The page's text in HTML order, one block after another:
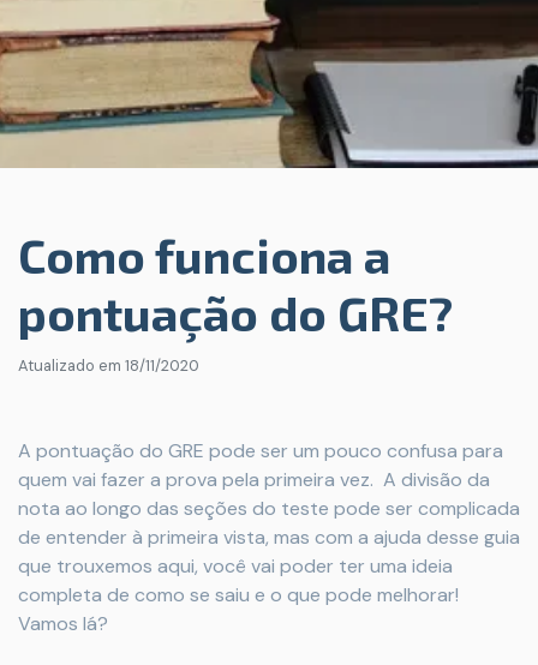
Como funciona a
pontuação do GRE?
Atualizado em 18/11/2020
A pontuação do GRE pode ser um pouco confusa para
quem vai fazer a prova pela primeira vez. A divisão da
nota ao longo das seções do teste pode ser complicada
de entender à primeira vista, mas com a ajuda desse guia
que trouxemos aqui, você vai poder ter uma ideia
completa de como se saiu e o que pode melhorar!
Vamos lá?